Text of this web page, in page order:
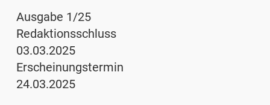
Ausgabe 1/25
Redaktionsschluss
03.03.2025
Erscheinungstermin
24.03.2025